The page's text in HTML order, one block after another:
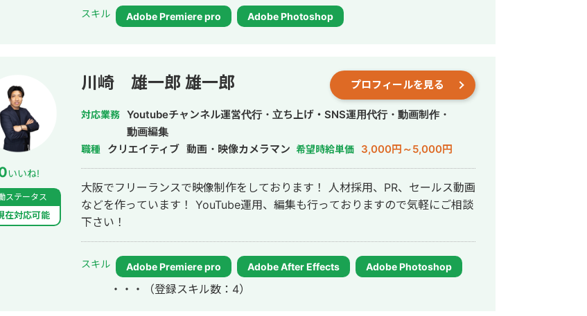
スキル Adobe Premiere pro Adobe Photoshop
いいね!
ステータス
対応可能
川崎 雄一郎 雄一郎 プロフィールを見る
対応業務 Youtubeチャンネル運営代行・立ち上げ・SNS運用代行・動画制作・
動画編集
職種 クリエイティブ 動画・映像カメラマン 希望時給単価 3,000円～5,000円
大阪でフリーランスで映像制作をしております！ 人材採用、PR、セールス動画
などを作っています！ YouTube運用、編集も行っておりますので気軽にご相談
下さい！
スキル Adobe Premiere pro Adobe After Effects Adobe Photoshop
・・・ （登録スキル数：4）